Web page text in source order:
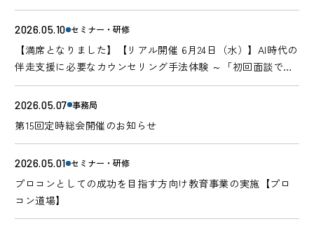
援ノウハウ－
2026.05.10 セミナー・研修
【満席となりました】【リアル開催 6月24日（水）】AI時代の
伴走支援に必要なカウンセリング手法体験 ～「初回面談での
関係構築」実践型ワークショップ～
2026.05.07 事務局
第15回定時総会開催のお知らせ
2026.05.01 セミナー・研修
プロコンとしての成功を目指す方向け教育事業の実施【プロ
コン道場】